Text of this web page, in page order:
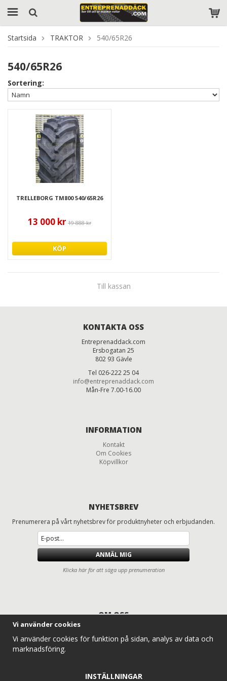
Startsida TRAKTOR 540/65R26
540/65R26
Sortering:
TRELLEBORG TM800 540/65R26
13 000 kr 19 888 kr
KÖP
Till kassan
KONTAKTA OSS
Entreprenaddack.com
Ersbogatan 25
802 93 Gävle
Tel 026-222 25 04
info@entreprenaddack.com
Mån-Fre 7.00-16.00
INFORMATION
Kontakt
Om Cookies
Köpvillkor
NYHETSBREV
Prenumerera på vårt nyhetsbrev för produktnyheter och erbjudanden.
ANMÄL MIG
Klicka här för att säga upp prenumeration
OM OSS
Däck och fälgar för lastbilar, entreprenad, lantbruk och traktorer
Entreprenaddäck.com erbjuder ett komplett sortiment av lastbilsdäck,
traktordäck, lantbruksdäck, radodlingsdäck, entreprenaddäck och
alltid med konkurrenskraftiga priser, snabb leverans och expertkunskap.
Vi använder cookies
Vi använder cookies för funktion på sidan, analys av data och
marknadsföring.
INSTÄLLNINGAR